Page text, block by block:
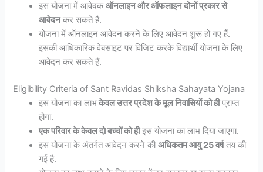
इस योजना में आवेदकऑनलाइन और ऑफलाइन दोनों प्रकार से
आवेदनकर सकते हैं.
योजना में ऑनलाइन आवेदन करने के लिए आवेदन शुरू हो गए हैं.
इसकी आधिकारिक वेबसाइट पर विजिट करके विद्यार्थी योजना के लिए
आवेदन कर सकते हैं.
Eligibility Criteria of Sant Ravidas Shiksha Sahayata Yojana
इस योजना का लाभकेवल उत्तर प्रदेश के मूल निवासियों को हीप्राप्त
होगा.
एक परिवार के केवल दो बच्चों को हीइस योजना का लाभ दिया जाएगा.
इस योजना के अंतर्गत आवेदन करने कीअधिकतम आयु 25 वर्षतय की
गई है.